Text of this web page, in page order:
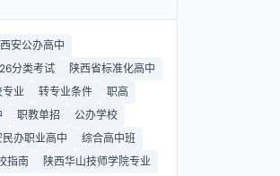
西安公办高中
分类考试
陕西省标准化高中
专业 转专业条件
职高
职教单招
公办学校
民办职业高中
综合高中班
指南 陕西华山技师学院专业